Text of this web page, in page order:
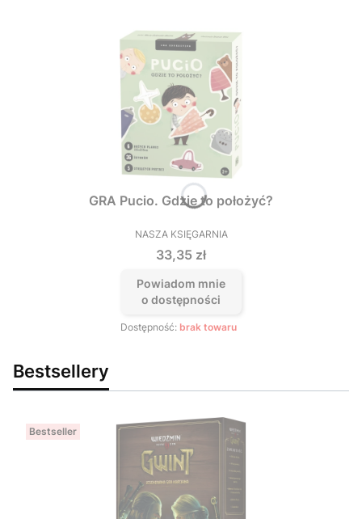
GRA Pucio. Gdzie to położyć?
PRODUCENT
NASZA KSIĘGARNIA
Cena
33,35 zł
Powiadom mnie
o dostępności
Dostępność: brak towaru
Bestsellery
Bestseller